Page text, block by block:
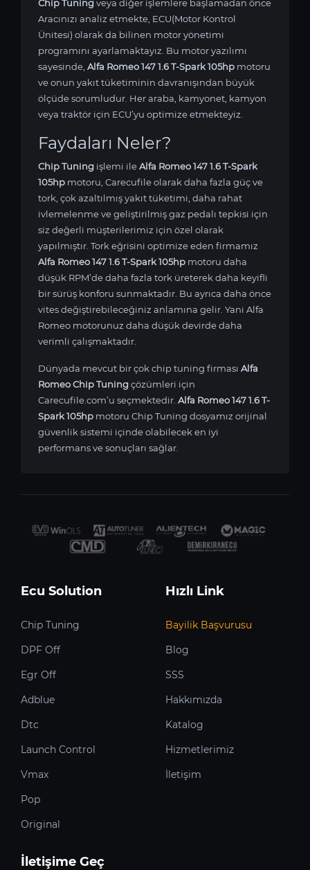
Chip Tuningveya diğer işlemlere başlamadan önce
Aracınızı analiz etmekte, ECU(Motor Kontrol
Ünitesi) olarak da bilinen motor yönetimi
programını ayarlamaktayız. Bu motor yazılımı
sayesinde, Alfa Romeo 147 1.6 T-Spark 105hp motoru
ve onun yakıt tüketiminin davranışından büyük
ölçüde sorumludur. Her araba, kamyonet, kamyon
veya traktör için ECU’yu optimize etmekteyiz.
Faydaları Neler?
Chip Tuning işlemi ileAlfa Romeo 147 1.6 T-Spark
105hp motoru, Carecufile olarak daha fazla güç ve
tork, çok azaltılmış yakıt tüketimi, daha rahat
ivlemelenme ve geliştirilmiş gaz pedalı tepkisi için
siz değerli müşterilerimiz için özel olarak
yapılmıştır. Tork eğrisini optimize eden firmamız
Alfa Romeo 147 1.6 T-Spark 105hp motoru daha
düşük RPM’de daha fazla tork üreterek daha keyifli
bir sürüş konforu sunmaktadır. Bu ayrıca daha önce
vites değiştirebileceğiniz anlamına gelir. Yani Alfa
Romeo motorunuz daha düşük devirde daha
verimli çalışmaktadır.
Dünyada mevcut bir çok chip tuning firması Alfa
Romeo Chip Tuningçözümleri için
Carecufile.com’u seçmektedir. Alfa Romeo 147 1.6 T-
Spark 105hp motoru Chip Tuning dosyamız orijinal
güvenlik sistemi içinde olabilecek en iyi
performans ve sonuçları sağlar.
Ecu Solution
Chip Tuning
DPF Off
Egr Off
Adblue
Dtc
Launch Control
Vmax
Pop
Original
Hızlı Link
Bayilik Başvurusu
Blog
SSS
Hakkımızda
Katalog
Hizmetlerimiz
İletişim
İletişime Geç